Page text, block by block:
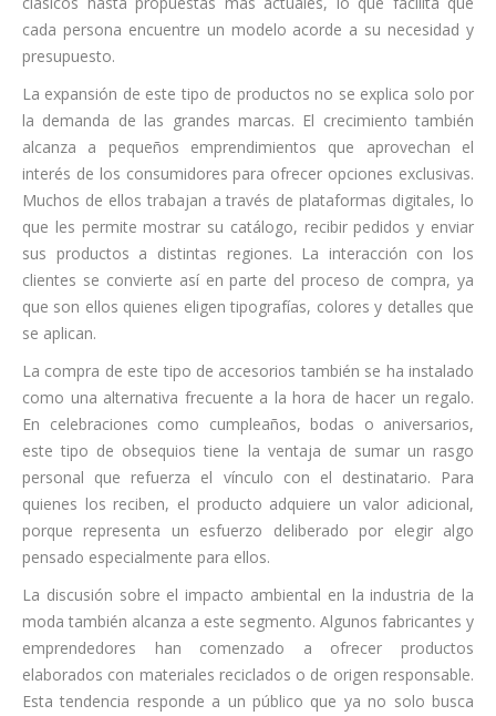
cada persona encuentre un modelo acorde a su necesidad y
presupuesto.
La expansión de este tipo de productos no se explica solo por
la demanda de las grandes marcas. El crecimiento también
alcanza a pequeños emprendimientos que aprovechan el
interés de los consumidores para ofrecer opciones exclusivas.
Muchos de ellos trabajan a través de plataformas digitales, lo
que les permite mostrar su catálogo, recibir pedidos y enviar
sus productos a distintas regiones. La interacción con los
clientes se convierte así en parte del proceso de compra, ya
que son ellos quienes eligen tipografías, colores y detalles que
se aplican.
La compra de este tipo de accesorios también se ha instalado
como una alternativa frecuente a la hora de hacer un regalo.
En celebraciones como cumpleaños, bodas o aniversarios,
este tipo de obsequios tiene la ventaja de sumar un rasgo
personal que refuerza el vínculo con el destinatario. Para
quienes los reciben, el producto adquiere un valor adicional,
porque representa un esfuerzo deliberado por elegir algo
pensado especialmente para ellos.
La discusión sobre el impacto ambiental en la industria de la
moda también alcanza a este segmento. Algunos fabricantes y
emprendedores han comenzado a ofrecer productos
elaborados con materiales reciclados o de origen responsable.
Esta tendencia responde a un público que ya no solo busca